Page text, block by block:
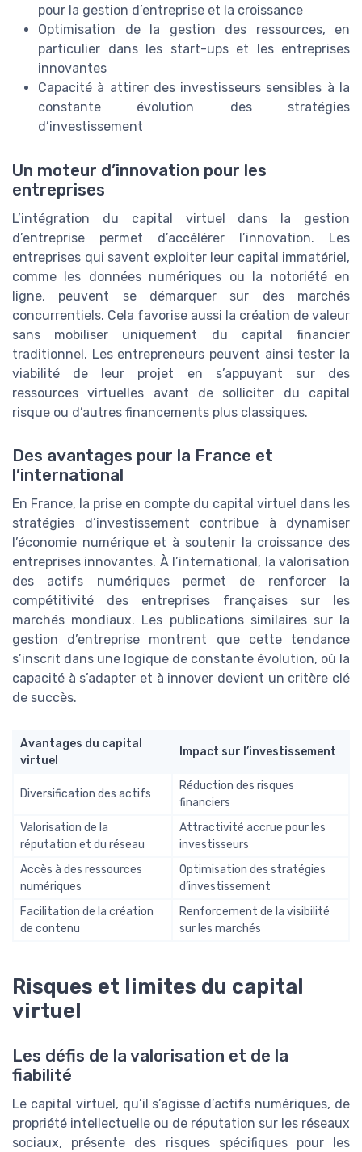
pour la gestion d’entreprise et la croissance
Optimisation de la gestion des ressources, en
particulier dans les start-ups et les entreprises
innovantes
Capacité à attirer des investisseurs sensibles à la
constante évolution des stratégies
d’investissement
Un moteur d’innovation pour les
entreprises
L’intégration du capital virtuel dans la gestion
d’entreprise permet d’accélérer l’innovation. Les
entreprises qui savent exploiter leur capital immatériel,
comme les données numériques ou la notoriété en
ligne, peuvent se démarquer sur des marchés
concurrentiels. Cela favorise aussi la création de valeur
sans mobiliser uniquement du capital financier
traditionnel. Les entrepreneurs peuvent ainsi tester la
viabilité de leur projet en s’appuyant sur des
ressources virtuelles avant de solliciter du capital
risque ou d’autres financements plus classiques.
Des avantages pour la France et
l’international
En France, la prise en compte du capital virtuel dans les
stratégies d’investissement contribue à dynamiser
l’économie numérique et à soutenir la croissance des
entreprises innovantes. À l’international, la valorisation
des actifs numériques permet de renforcer la
compétitivité des entreprises françaises sur les
marchés mondiaux. Les publications similaires sur la
gestion d’entreprise montrent que cette tendance
s’inscrit dans une logique de constante évolution, où la
capacité à s’adapter et à innover devient un critère clé
de succès.
Avantages du capital
virtuel
Impact sur l’investissement
Diversification des actifs
Réduction des risques
financiers
Valorisation de la
réputation et du réseau
Attractivité accrue pour les
investisseurs
Accès à des ressources
numériques
Optimisation des stratégies
d’investissement
Facilitation de la création
de contenu
Renforcement de la visibilité
sur les marchés
Risques et limites du capital
virtuel
Les défis de la valorisation et de la
fiabilité
Le capital virtuel, qu’il s’agisse d’actifs numériques, de
propriété intellectuelle ou de réputation sur les réseaux
sociaux, présente des risques spécifiques pour les